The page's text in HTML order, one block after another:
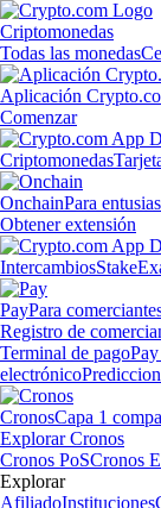
Criptomonedas
Todas las monedas
Aplicación
Comenzar
Criptomonedas
OnchainPara
Obtener extensión
IntercambiosStake
PayPara
Registro de
Terminal de pago
electrónico
CronosCapa 1
Explorar Cronos
Cronos PoSCronos
Explorar
AfiliadoInstituciones